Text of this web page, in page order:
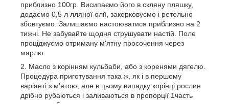
приблизно 100гр. Висипаємо його в скляну пляшку,
додаємо 0,5 л лляної олії, закорковуємо і ретельно
збовтуємо. Залишаємо настоюватися приблизно на 2
тижні. Не забувайте щодня струшувати настій. Поле
проціджуємо отриману м'ятну просочення через
марлю.
Масло з корінням кульбаби, або з коренями дягелю.
Процедура приготування така ж, як і в першому
варіанті з м'ятою, але в цьому випадку корінці рослин
дрібно рубаються і заливаються в пропорції 1часть